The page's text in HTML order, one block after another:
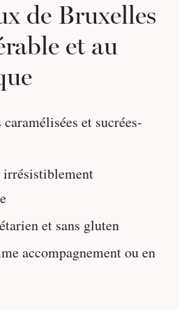
de Bruxelles
et au
caramélisées et sucrées-
irrésistiblement
et sans gluten
accompagnement ou en